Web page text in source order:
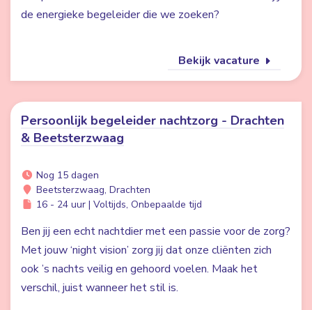
de energieke begeleider die we zoeken?
Bekijk vacature
Persoonlijk begeleider nachtzorg - Drachten
& Beetsterzwaag
Nog 15 dagen
Beetsterzwaag, Drachten
16 - 24 uur | Voltijds, Onbepaalde tijd
Ben jij een echt nachtdier met een passie voor de zorg?
Met jouw ‘night vision’ zorg jij dat onze cliënten zich
ook ’s nachts veilig en gehoord voelen. Maak het
verschil, juist wanneer het stil is.